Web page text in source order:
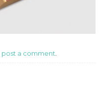
post a comment.